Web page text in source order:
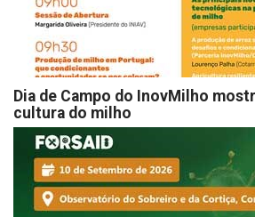
Dia de Campo do InovMilho
cultura do milho